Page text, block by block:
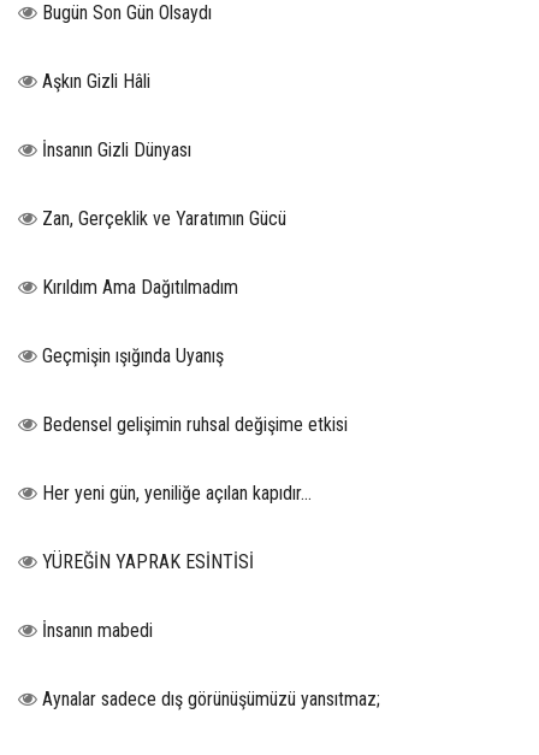
Bugün Son Gün Olsaydı
Aşkın Gizli Hâli
İnsanın Gizli Dünyası
Zan, Gerçeklik ve Yaratımın Gücü
Kırıldım Ama Dağıtılmadım
Geçmişin ışığında Uyanış
Bedensel gelişimin ruhsal değişime etkisi
Her yeni gün, yeniliğe açılan kapıdır...
YÜREĞİN YAPRAK ESİNTİSİ
İnsanın mabedi
Aynalar sadece dış görünüşümüzü yansıtmaz;